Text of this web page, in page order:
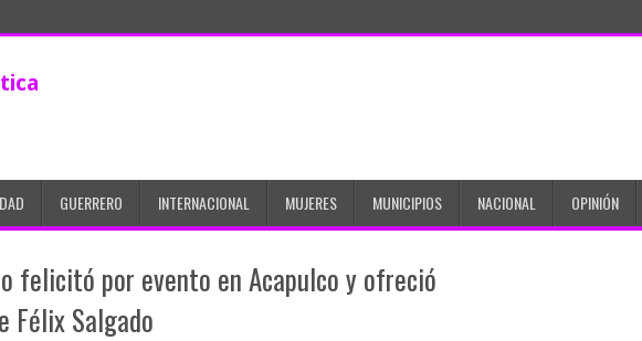
GUERRERO INTERNACIONAL MUJERES MUNICIPIOS NACIONAL OPINIÓN
felicitó por evento en Acapulco y ofreció
Félix Salgado